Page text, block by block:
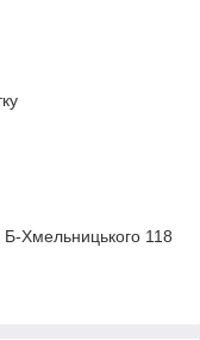
Б-Хмельницького 118